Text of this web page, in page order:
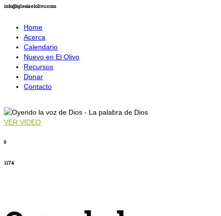
info@iglesiaelolivo.com
Home
Acerca
Calendario
Nuevo en El Olivo
Recursos
Donar
Contacto
VER VIDEO
0
1174